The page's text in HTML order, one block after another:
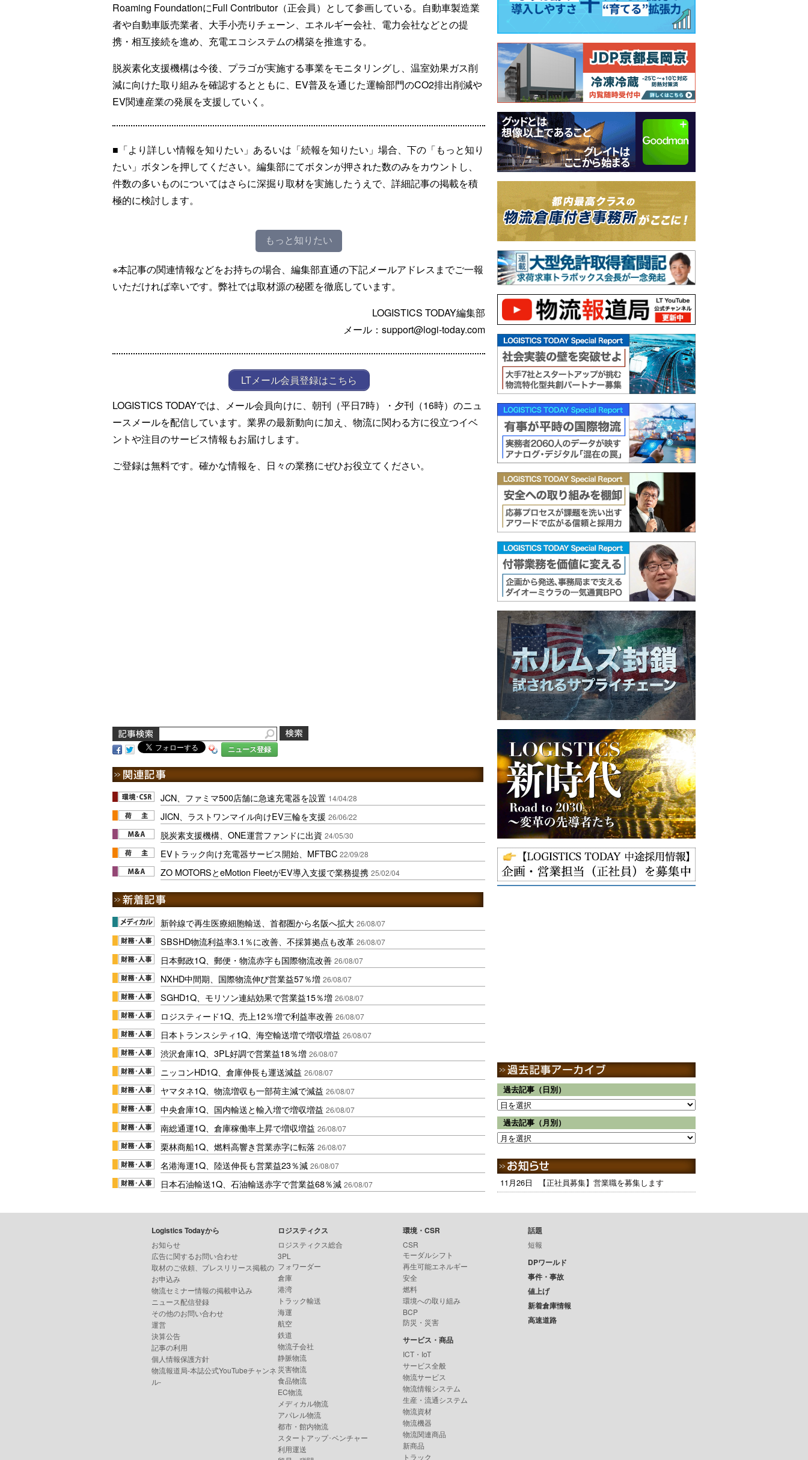
Roaming FoundationにFull Contributor（正会員）として参画している。自動車製造業
者や自動車販売業者、大手小売りチェーン、エネルギー会社、電力会社などとの提
携・相互接続を進め、充電エコシステムの構築を推進する。
脱炭素化支援機構は今後、プラゴが実施する事業をモニタリングし、温室効果ガス削
減に向けた取り組みを確認するとともに、EV普及を通じた運輸部門のCO2排出削減や
EV関連産業の発展を支援していく。
■「より詳しい情報を知りたい」あるいは「続報を知りたい」場合、下の「もっと知り
たい」ボタンを押してください。編集部にてボタンが押された数のみをカウントし、
件数の多いものについてはさらに深掘り取材を実施したうえで、詳細記事の掲載を積
極的に検討します。
もっと知りたい
※本記事の関連情報などをお持ちの場合、編集部直通の下記メールアドレスまでご一報
いただければ幸いです。弊社では取材源の秘匿を徹底しています。
LOGISTICS TODAY編集部
メール：support@logi-today.com
LTメール会員登録はこちら
LOGISTICS TODAYでは、メール会員向けに、朝刊（平日7時）・夕刊（16時）のニュ
ースメールを配信しています。業界の最新動向に加え、物流に関わる方に役立つイベ
ントや注目のサービス情報もお届けします。
ご登録は無料です。確かな情報を、日々の業務にぜひお役立てください。
ニュース登録
JCN、ファミマ500店舗に急速充電器を設置 14/04/28
JICN、ラストワンマイル向けEV三輪を支援 26/06/22
脱炭素支援機構、ONE運営ファンドに出資 24/05/30
EVトラック向け充電器サービス開始、MFTBC 22/09/28
ZO MOTORSとeMotion FleetがEV導入支援で業務提携 25/02/04
新幹線で再生医療細胞輸送、首都圏から名阪へ拡大 26/08/07
SBSHD物流利益率3.1％に改善、不採算拠点も改革 26/08/07
日本郵政1Q、郵便・物流赤字も国際物流改善 26/08/07
NXHD中間期、国際物流伸び営業益57％増 26/08/07
SGHD1Q、モリソン連結効果で営業益15％増 26/08/07
ロジスティード1Q、売上12％増で利益率改善 26/08/07
日本トランスシティ1Q、海空輸送増で増収増益 26/08/07
渋沢倉庫1Q、3PL好調で営業益18％増 26/08/07
ニッコンHD1Q、倉庫伸長も運送減益 26/08/07
ヤマタネ1Q、物流増収も一部荷主減で減益 26/08/07
中央倉庫1Q、国内輸送と輸入増で増収増益 26/08/07
南総通運1Q、倉庫稼働率上昇で増収増益 26/08/07
栗林商船1Q、燃料高響き営業赤字に転落 26/08/07
名港海運1Q、陸送伸長も営業益23％減 26/08/07
日本石油輸送1Q、石油輸送赤字で営業益68％減 26/08/07
過去記事（日別）
過去記事（月別）
11月26日 【正社員募集】営業職を募集します
Logistics Todayから
お知らせ
広告に関するお問い合わせ
取材のご依頼、プレスリリース掲載の
お申込み
物流セミナー情報の掲載申込み
ニュース配信登録
その他のお問い合わせ
運営
決算公告
記事の利用
個人情報保護方針
物流報道局-本誌公式YouTubeチャンネ
ル-
ロジスティクス
ロジスティクス総合
3PL
フォワーダー
倉庫
港湾
トラック輸送
海運
航空
鉄道
物流子会社
静脈物流
災害物流
食品物流
EC物流
メディカル物流
アパレル物流
都市・館内物流
スタートアップ･ベンチャー
利用運送
環境・CSR
CSR
モーダルシフト
再生可能エネルギー
安全
燃料
環境への取り組み
BCP
防災・災害
サービス・商品
ICT・IoT
サービス全般
物流サービス
物流情報システム
生産・流通システム
物流資材
物流機器
物流関連商品
新商品
トラック
話題
短報
DPワールド
事件・事故
値上げ
新着倉庫情報
高速道路